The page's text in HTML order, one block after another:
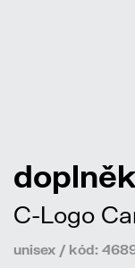
C-Logo
unisex / kód: